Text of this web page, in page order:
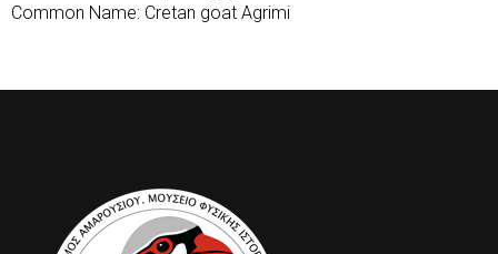
Common Name: Cretan goat Agrimi